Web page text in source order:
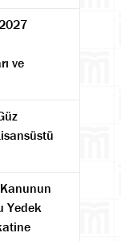
ve
Yedek